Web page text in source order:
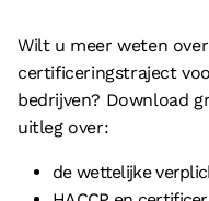
Wilt u meer weten
certificeringstraject
bedrijven? Download
uitleg over:
de wettelijke